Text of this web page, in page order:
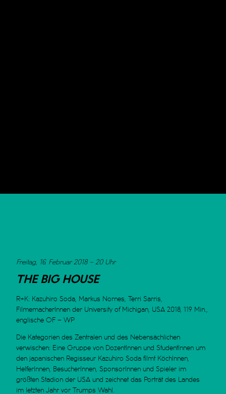
Freitag, 16. Februar 2018 – 20 Uhr
THE BIG HOUSE
R+K: Kazuhiro Soda, Markus Nornes, Terri Sarris,
FilmemacherInnen der University of Michigan, USA 2018, 119 Min.,
englische OF – WP
Die Kategorien des Zentralen und des Nebensächlichen
verwischen: Eine Gruppe von DozentInnen und StudentInnen um
den japanischen Regisseur Kazuhiro Soda filmt KöchInnen,
HelferInnen, BesucherInnen, SponsorInnen und Spieler im
größten Stadion der USA und zeichnet das Porträt des Landes
im letzten Jahr vor Trumps Wahl.